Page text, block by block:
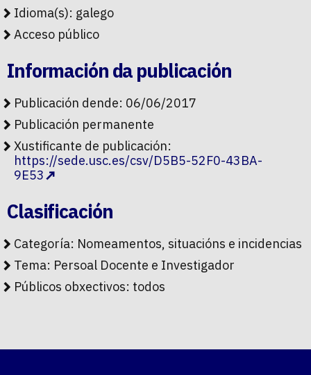
Idioma(s): galego
Acceso público
Información da publicación
Publicación dende: 06/06/2017
Publicación permanente
Xustificante de publicación:
https://sede.usc.es/csv/D5B5-52F0-43BA-
9E53
Clasificación
Categoría: Nomeamentos, situacións e incidencias
Tema: Persoal Docente e Investigador
Públicos obxectivos: todos